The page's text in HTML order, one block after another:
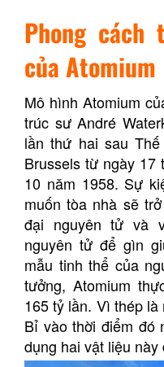
Phong
của Atomium
Mô hình Atomium
trúc sư André
lần thứ hai sau
Brussels từ ngày 17
10 năm 1958. Sự
muốn tòa nhà sẽ
đại nguyên tử và
nguyên tử để gìn
mẫu tinh thể của
tưởng, Atomium
165 tỷ lần. Vì thép
Bỉ vào thời điểm đó
dụng hai vật liệu